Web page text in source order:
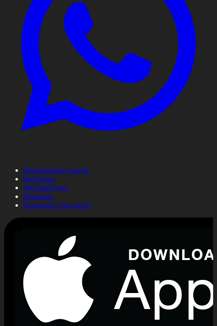
Корпорация туралы
Байланыс
Дистрибуция
Жарнама
Редакция стандарты